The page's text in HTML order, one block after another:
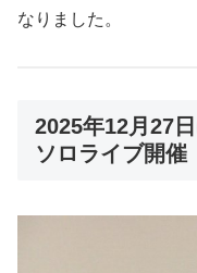
なりました。
2025年12月27
ソロライブ開催